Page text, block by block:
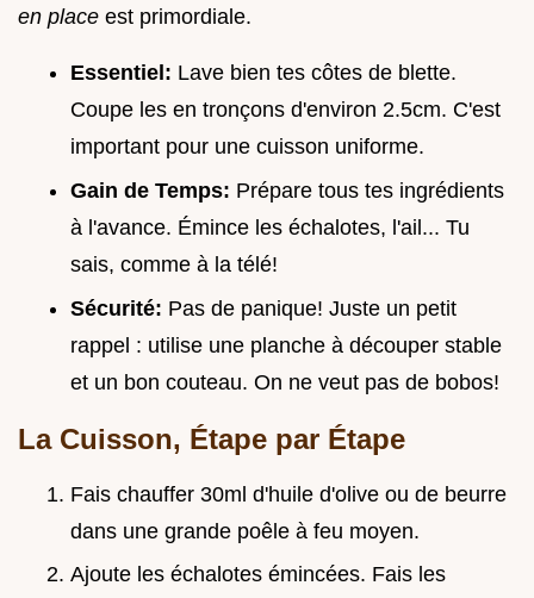
en place est primordiale.
Essentiel: Lave bien tes côtes de blette.
Coupe les en tronçons d'environ 2.5cm. C'est
important pour une cuisson uniforme.
Gain de Temps: Prépare tous tes ingrédients
à l'avance. Émince les échalotes, l'ail... Tu
sais, comme à la télé!
Sécurité: Pas de panique! Juste un petit
rappel : utilise une planche à découper stable
et un bon couteau. On ne veut pas de bobos!
La Cuisson, Étape par Étape
Fais chauffer 30ml d'huile d'olive ou de beurre
dans une grande poêle à feu moyen.
Ajoute les échalotes émincées. Fais les